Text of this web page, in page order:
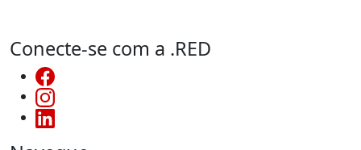
Conecte-se com a .RED